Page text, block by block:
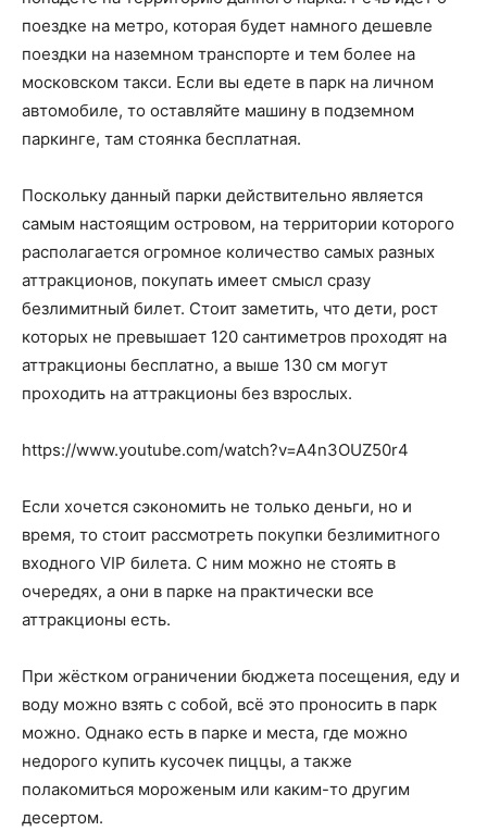
поездке на метро, которая будет намного дешевле
поездки на наземном транспорте и тем более на
московском такси. Если вы едете в парк на личном
автомобиле, то оставляйте машину в подземном
паркинге, там стоянка бесплатная.
Поскольку данный парки действительно является
самым настоящим островом, на территории которого
располагается огромное количество самых разных
аттракционов, покупать имеет смысл сразу
безлимитный билет. Стоит заметить, что дети, рост
которых не превышает 120 сантиметров проходят на
аттракционы бесплатно, а выше 130 см могут
проходить на аттракционы без взрослых.
https://www.youtube.com/watch?v=A4n3OUZ50r4
Если хочется сэкономить не только деньги, но и
время, то стоит рассмотреть покупки безлимитного
входного VIP билета. С ним можно не стоять в
очередях, а они в парке на практически все
аттракционы есть.
При жёстком ограничении бюджета посещения, еду и
воду можно взять с собой, всё это проносить в парк
можно. Однако есть в парке и места, где можно
недорого купить кусочек пиццы, а также
полакомиться мороженым или каким-то другим
десертом.